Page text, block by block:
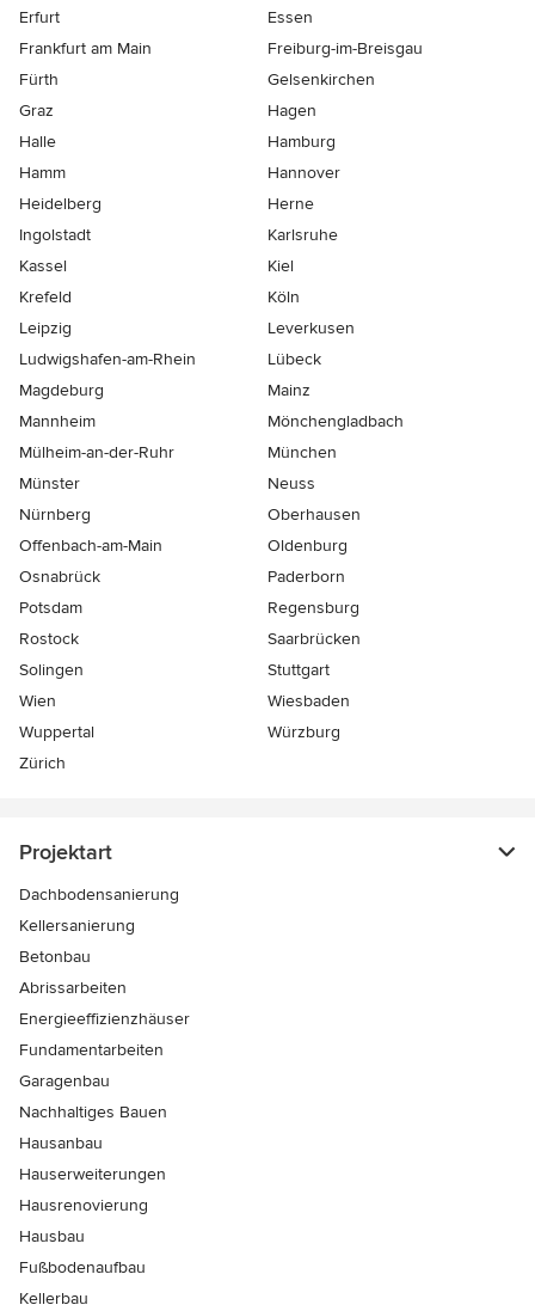
Erfurt
Essen
Frankfurt am Main
Freiburg-im-Breisgau
Fürth
Gelsenkirchen
Graz
Hagen
Halle
Hamburg
Hamm
Hannover
Heidelberg
Herne
Ingolstadt
Karlsruhe
Kassel
Kiel
Krefeld
Köln
Leipzig
Leverkusen
Ludwigshafen-am-Rhein
Lübeck
Magdeburg
Mainz
Mannheim
Mönchen­gladbach
Mülheim-an-der-Ruhr
München
Münster
Neuss
Nürnberg
Oberhausen
Offenbach-am-Main
Oldenburg
Osnabrück
Paderborn
Potsdam
Regensburg
Rostock
Saarbrücken
Solingen
Stuttgart
Wien
Wiesbaden
Wuppertal
Würzburg
Zürich
Projektart
Dachbodensanierung
Kellersanierung
Betonbau
Abrissarbeiten
Energieeffizienzhäuser
Fundamentarbeiten
Garagenbau
Nachhaltiges Bauen
Hausanbau
Hauserweiterungen
Hausrenovierung
Hausbau
Fußbodenaufbau
Kellerbau